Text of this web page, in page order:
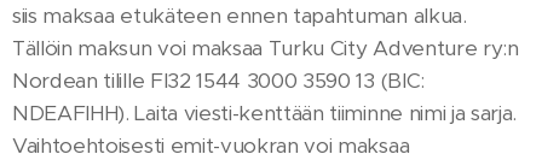
siis maksaa etukäteen ennen tapahtuman alkua.
Tällöin maksun voi maksaa Turku City Adventure ry:n
Nordean tilille FI32 1544 3000 3590 13 (BIC:
NDEAFIHH). Laita viesti-kenttään tiiminne nimi ja sarja.
Vaihtoehtoisesti emit-vuokran voi maksaa